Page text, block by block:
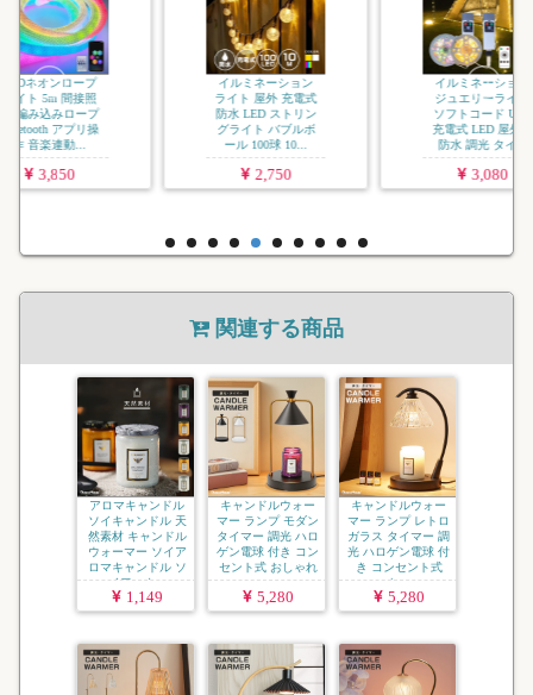
ジュエリーライト
関連する商品
アロマキャンドル
ソイキャンドル 天
然素材 キャンドル
ウォーマー ソイア
ロマキャンドル ソ
イワック...
1,149
キャンドルウォー
マー ランプ モダン
タイマー 調光 ハロ
ゲン電球 付き コン
セント式 おしゃれ
...
5,280
キャンドルウォー
マー ランプ レトロ
ガラス タイマー 調
光 ハロゲン電球 付
き コンセント式
お...
5,280